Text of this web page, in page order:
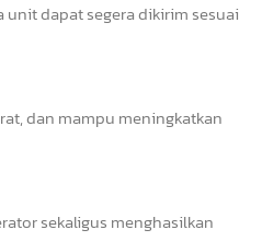
unit dapat segera dikirim sesuai
dan mampu meningkatkan
sekaligus menghasilkan